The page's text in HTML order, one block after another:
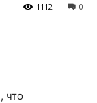
0
1112
что